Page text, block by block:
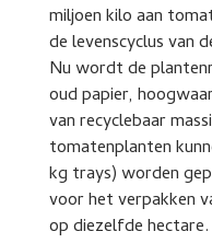
miljoen kilo aan
de levenscyclus van
Nu wordt de
oud papier,
van recyclebaar
tomatenplanten
kg trays) worden
voor het verpakken
op diezelfde hectare.